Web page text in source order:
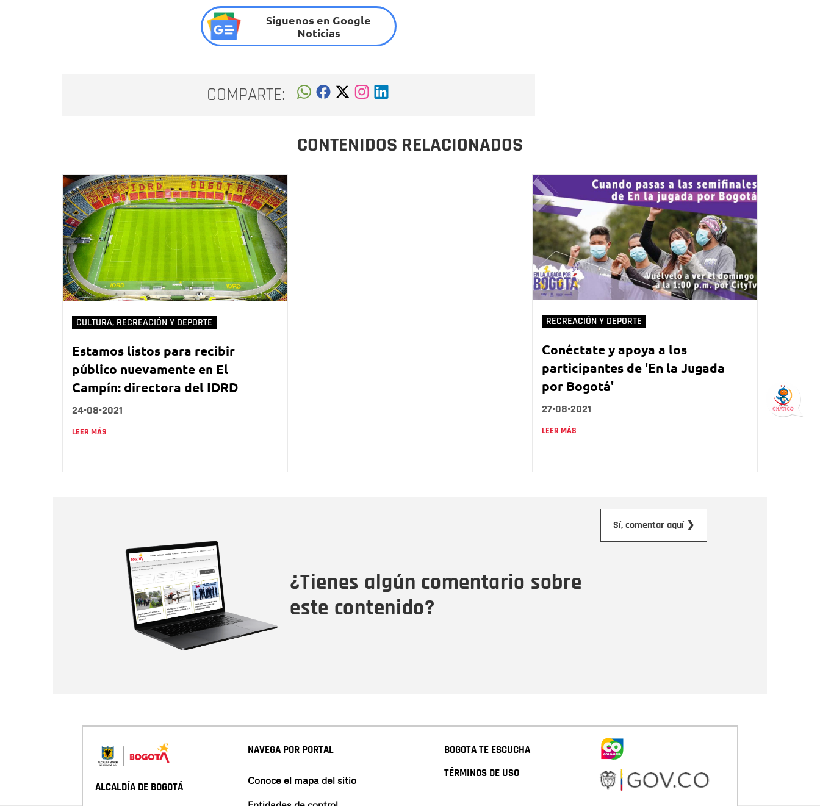
Síguenos en Google
Noticias
COMPARTE:
CONTENIDOS RELACIONADOS
CULTURA, RECREACIÓN Y DEPORTE
Estamos listos para recibir
público nuevamente en El
Campín: directora del IDRD
24•08•2021
LEER MÁS
RECREACIÓN Y DEPORTE
Conéctate y apoya a los
participantes de 'En la Jugada
por Bogotá'
27•08•2021
LEER MÁS
¿Tienes algún comentario sobre
este contenido?
Sí, comentar aquí ❯
ALCALDÍA DE BOGOTÁ
NAVEGA POR PORTAL
Conoce el mapa del sitio
BOGOTA TE ESCUCHA
TÉRMINOS DE USO